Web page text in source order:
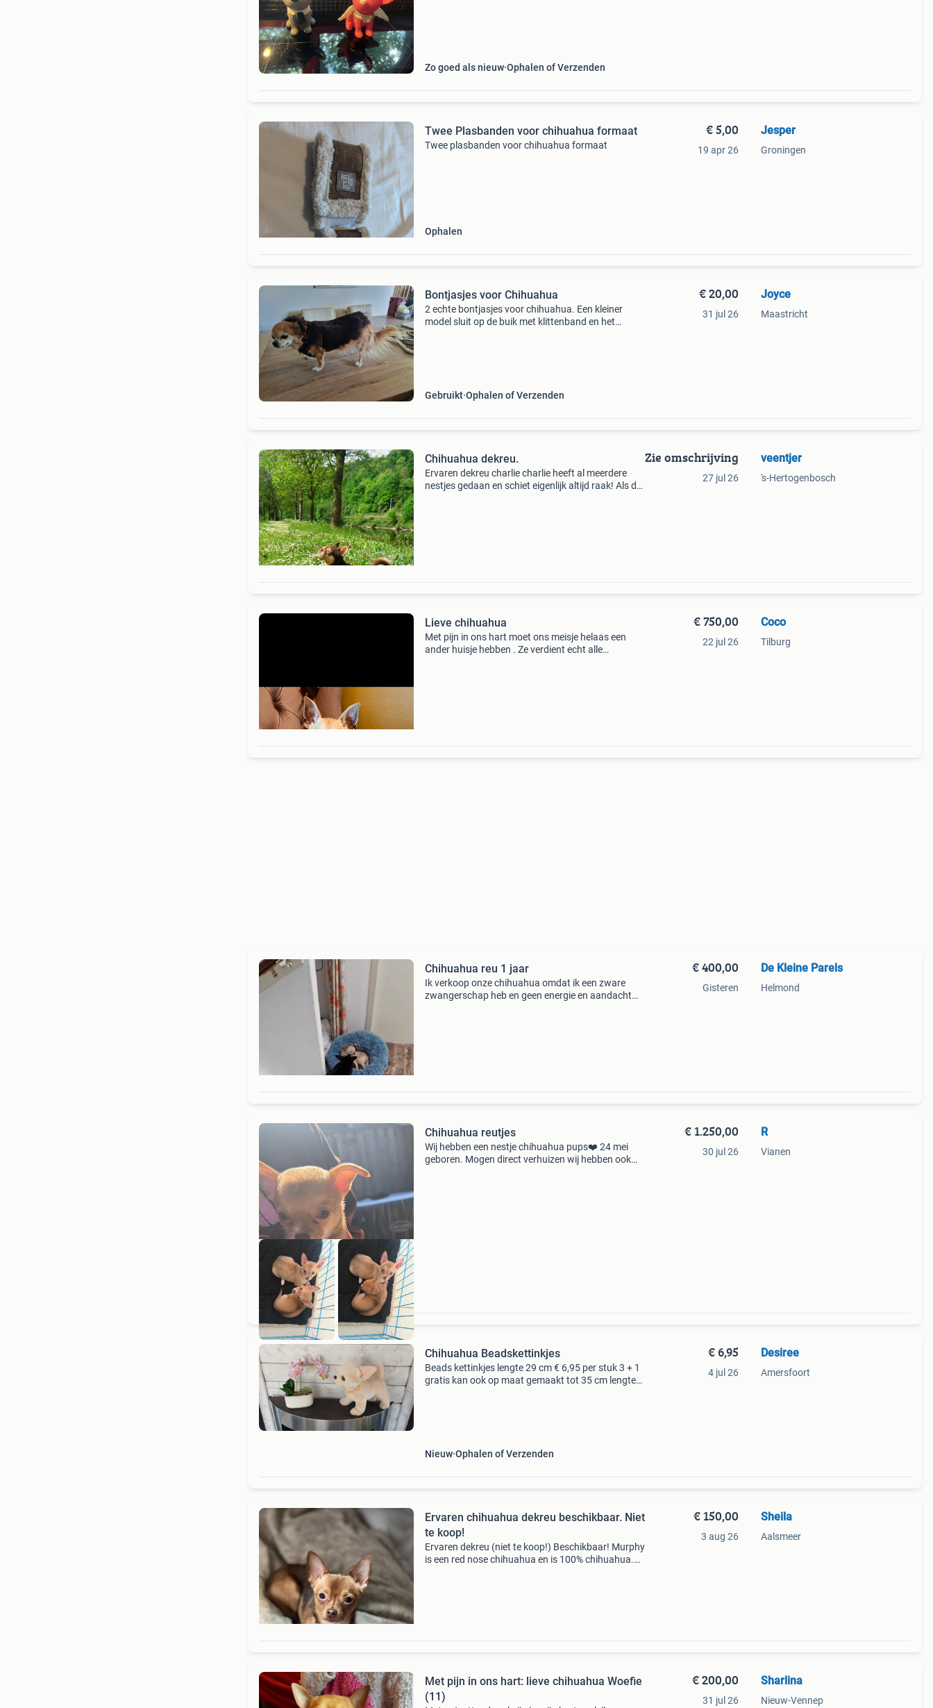
Zo goed als nieuw Ophalen of Verzenden
Twee Plasbanden voor chihuahua formaat
Twee plasbanden voor chihuahua formaat
Ophalen
€ 5,00
19 apr 26
Jesper
Groningen
Bontjasjes voor Chihuahua
2 echte bontjasjes voor chihuahua. Een kleiner
model sluit op de buik met klittenband en het
Gebruikt Ophalen of Verzenden
€ 20,00
31 jul 26
Joyce
Maastricht
Chihuahua dekreu.
Ervaren dekreu charlie charlie heeft al meerdere
nestjes gedaan en schiet eigenlijk altijd raak! Als de
Zie omschrijving
27 jul 26
veentjer
's-Hertogenbosch
Lieve chihuahua
Met pijn in ons hart moet ons meisje helaas een
ander huisje hebben . Ze verdient echt alle
€ 750,00
22 jul 26
Coco
Tilburg
Chihuahua reu 1 jaar
Ik verkoop onze chihuahua omdat ik een zware
zwangerschap heb en geen energie en aandacht
€ 400,00
Gisteren
De Kleine Parels
Helmond
Chihuahua reutjes
Wij hebben een nestje chihuahua pups❤️ 24 mei
geboren. Mogen direct verhuizen wij hebben ook
€ 1.250,00
30 jul 26
R
Vianen
Chihuahua Beadskettinkjes
Beads kettinkjes lengte 29 cm € 6,95 per stuk 3 + 1
gratis kan ook op maat gemaakt tot 35 cm lengte
Nieuw Ophalen of Verzenden
€ 6,95
4 jul 26
Desiree
Amersfoort
Ervaren chihuahua dekreu beschikbaar. Niet
te koop!
Ervaren dekreu (niet te koop!) Beschikbaar! Murphy
is een red nose chihuahua en is 100% chihuahua.
€ 150,00
3 aug 26
Sheila
Aalsmeer
Met pijn in ons hart: lieve chihuahua Woefie
(11)
€ 200,00
31 jul 26
Sharlina
Nieuw-Vennep